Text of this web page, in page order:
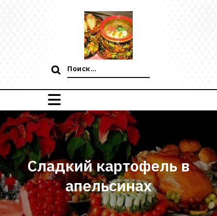
Поиск:
Сладкий картофель в
апельсинах